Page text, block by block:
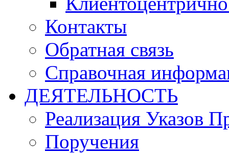
Контакты
Обратная связь
Справочная
ДЕЯТЕЛЬНОСТЬ
Реализация Указов
Поручения